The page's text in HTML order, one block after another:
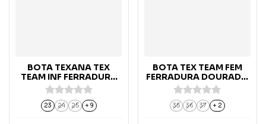
BOTA TEXANA TEX
TEAM INF FERRADURA
CAPUCCINO /
DOURADO - 4725/02
23 24 25 + 9
BOTA TEX TEAM FEM
FERRADURA DOURADO
- 4725/02
35 36 37 + 2